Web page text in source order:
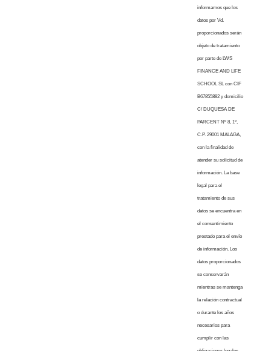
informamos que los
datos por Vd.
proporcionados serán
objeto de tratamiento
por parte de LWS
FINANCE AND LIFE
SCHOOL SL con CIF
B67855882 y domicilio
C/ DUQUESA DE
PARCENT Nº 8, 1º,
C.P. 29001 MALAGA,
con la finalidad de
atender su solicitud de
información. La base
legal para el
tratamiento de sus
datos se encuentra en
el consentimiento
prestado para el envío
de información. Los
datos proporcionados
se conservarán
mientras se mantenga
la relación contractual
o durante los años
necesarios para
cumplir con las